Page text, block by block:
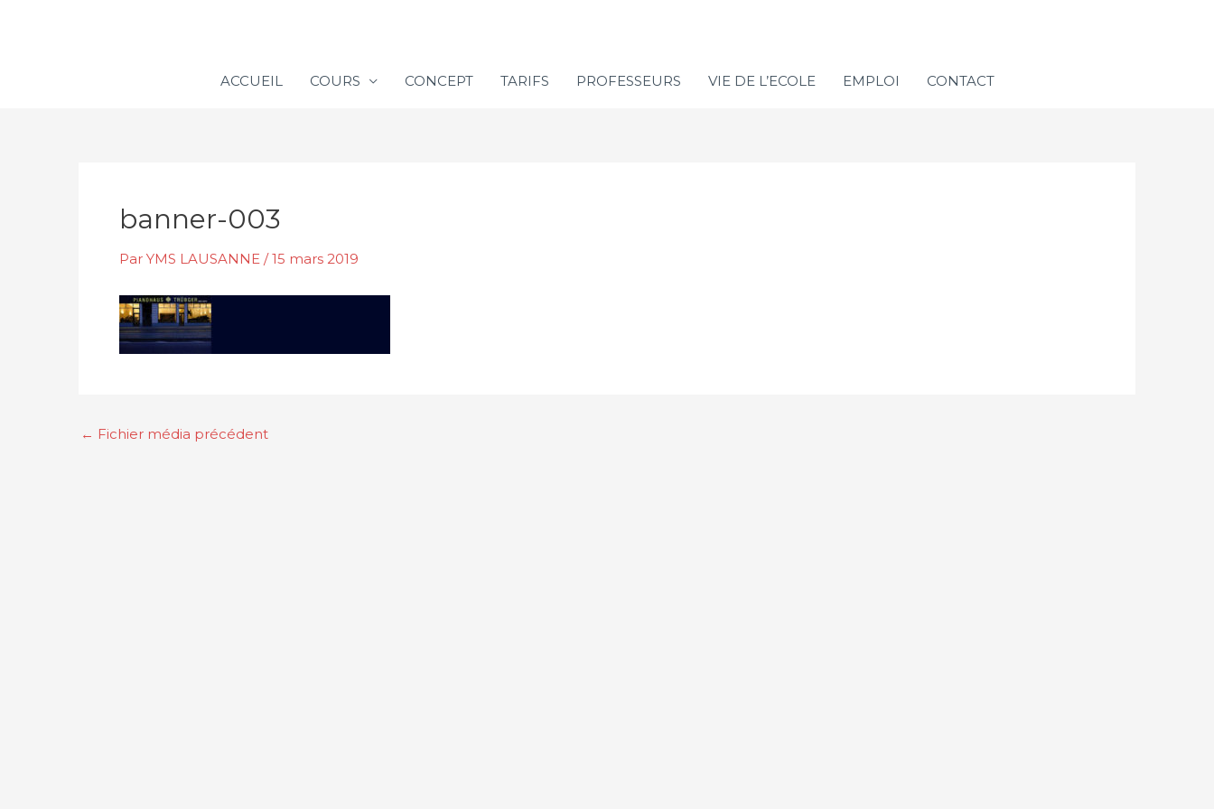
ACCUEIL
COURS CONCEPT TARIFS PROFESSEURS VIE DE L’ECOLE EMPLOI CONTACT
banner-003
Par YMS LAUSANNE /15 mars 2019
Navigation
← Fichier média précédent